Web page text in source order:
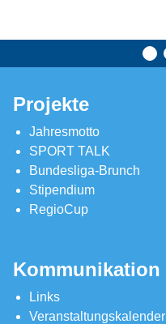
Projekte
Jahresmotto
SPORT TALK
Bundesliga-Brunch
Stipendium
RegioCup
Kommunikation
Links
Veranstaltungskalender